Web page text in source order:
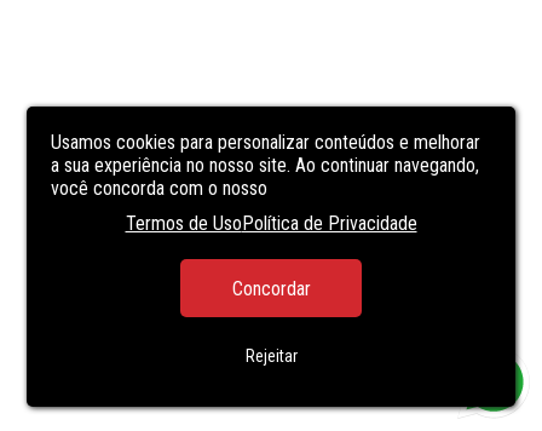
Usamos cookies para personalizar conteúdos e melhorar
a sua experiência no nosso site. Ao continuar navegando,
você concorda com o nosso
Termos de UsoPolítica de Privacidade
Concordar
Rejeitar